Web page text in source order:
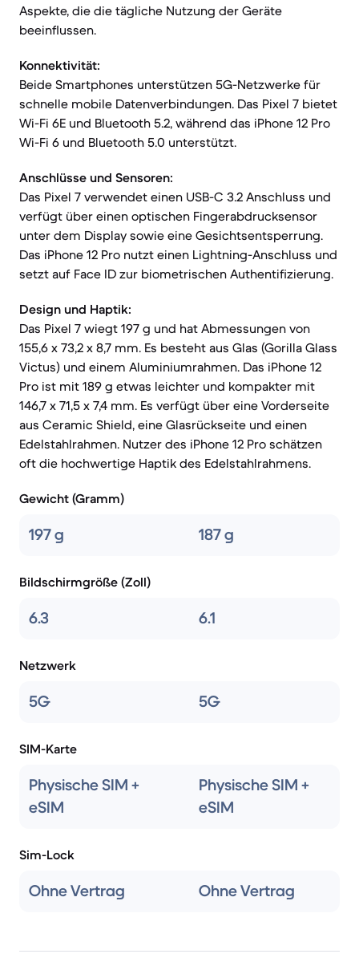
Aspekte, die die tägliche Nutzung der Geräte
beeinflussen.
Konnektivität:
Beide Smartphones unterstützen 5G-Netzwerke für
schnelle mobile Datenverbindungen. Das Pixel 7 bietet
Wi-Fi 6E und Bluetooth 5.2, während das iPhone 12 Pro
Wi-Fi 6 und Bluetooth 5.0 unterstützt.
Anschlüsse und Sensoren:
Das Pixel 7 verwendet einen USB-C 3.2 Anschluss und
verfügt über einen optischen Fingerabdrucksensor
unter dem Display sowie eine Gesichtsentsperrung.
Das iPhone 12 Pro nutzt einen Lightning-Anschluss und
setzt auf Face ID zur biometrischen Authentifizierung.
Design und Haptik:
Das Pixel 7 wiegt 197 g und hat Abmessungen von
155,6 x 73,2 x 8,7 mm. Es besteht aus Glas (Gorilla Glass
Victus) und einem Aluminiumrahmen. Das iPhone 12
Pro ist mit 189 g etwas leichter und kompakter mit
146,7 x 71,5 x 7,4 mm. Es verfügt über eine Vorderseite
aus Ceramic Shield, eine Glasrückseite und einen
Edelstahlrahmen. Nutzer des iPhone 12 Pro schätzen
oft die hochwertige Haptik des Edelstahlrahmens.
Gewicht (Gramm)
197 g 187 g
Bildschirmgröße (Zoll)
6.3 6.1
Netzwerk
5G 5G
SIM-Karte
Physische SIM +
eSIM
Physische SIM +
eSIM
Sim-Lock
Ohne Vertrag Ohne Vertrag